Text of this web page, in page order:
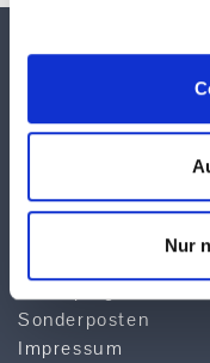
Nur
TEKUMA
Über TEKUMA
Logistik
Qualität & Service
Sonderposten
Impressum